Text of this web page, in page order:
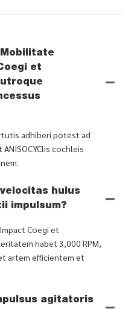
Mobilitate
et
utroque
adhiberi potest ad
cochleis
huius
impulsum?
Coegi et
habet 3,000 RPM,
artem efficientem et
agitatoris